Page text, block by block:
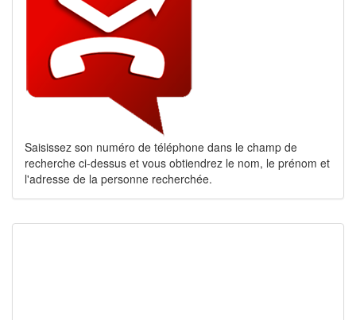
Saisissez son numéro de téléphone dans le champ de
recherche ci-dessus et vous obtiendrez le nom, le prénom et
l'adresse de la personne recherchée.